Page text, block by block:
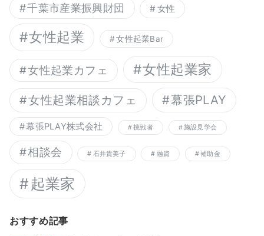
千葉市産業振興財団 女性
女性起業 女性起業Bar
女性起業カフェ 女性起業家
女性起業相談カフェ 幕張PLAY
幕張PLAY株式会社 挑戦者 施設見学会
相談会 石井貴美子 融資 補助金
起業家
おすすめ記事